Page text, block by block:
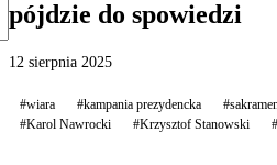
pójdzie do spowiedzi
12 sierpnia 2025
#wiara #kampania prezydencka
#Karol Nawrocki
#Krzysztof Stanowski